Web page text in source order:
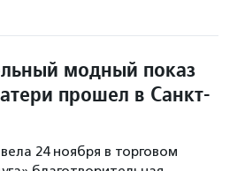
модный показ
прошел в Санкт-
24 ноября в торговом